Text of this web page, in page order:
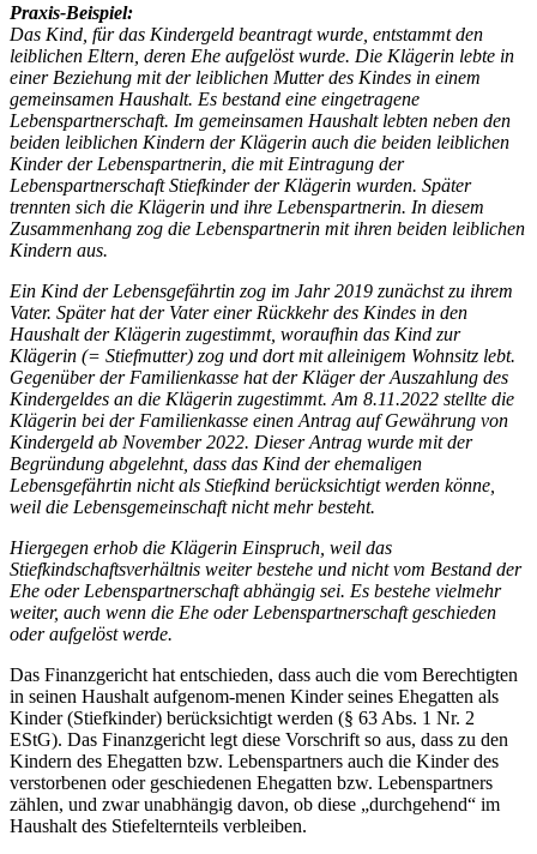
Praxis-Beispiel:
Das Kind, für das Kindergeld beantragt wurde, entstammt den
leiblichen Eltern, deren Ehe aufgelöst wurde. Die Klägerin lebte in
einer Beziehung mit der leiblichen Mutter des Kindes in einem
gemeinsamen Haushalt. Es bestand eine eingetragene
Lebenspartnerschaft. Im gemeinsamen Haushalt lebten neben den
beiden leiblichen Kindern der Klägerin auch die beiden leiblichen
Kinder der Lebenspartnerin, die mit Eintragung der
Lebenspartnerschaft Stiefkinder der Klägerin wurden. Später
trennten sich die Klägerin und ihre Lebenspartnerin. In diesem
Zusammenhang zog die Lebenspartnerin mit ihren beiden leiblichen
Kindern aus.
Ein Kind der Lebensgefährtin zog im Jahr 2019 zunächst zu ihrem
Vater. Später hat der Vater einer Rückkehr des Kindes in den
Haushalt der Klägerin zugestimmt, woraufhin das Kind zur
Klägerin (= Stiefmutter) zog und dort mit alleinigem Wohnsitz lebt.
Gegenüber der Familienkasse hat der Kläger der Auszahlung des
Kindergeldes an die Klägerin zugestimmt. Am 8.11.2022 stellte die
Klägerin bei der Familienkasse einen Antrag auf Gewährung von
Kindergeld ab November 2022. Dieser Antrag wurde mit der
Begründung abgelehnt, dass das Kind der ehemaligen
Lebensgefährtin nicht als Stiefkind berücksichtigt werden könne,
weil die Lebensgemeinschaft nicht mehr besteht.
Hiergegen erhob die Klägerin Einspruch, weil das
Stiefkindschaftsverhältnis weiter bestehe und nicht vom Bestand der
Ehe oder Lebenspartnerschaft abhängig sei. Es bestehe vielmehr
weiter, auch wenn die Ehe oder Lebenspartnerschaft geschieden
oder aufgelöst werde.
Das Finanzgericht hat entschieden, dass auch die vom Berechtigten
in seinen Haushalt aufgenom-menen Kinder seines Ehegatten als
Kinder (Stiefkinder) berücksichtigt werden (§ 63 Abs. 1 Nr. 2
EStG). Das Finanzgericht legt diese Vorschrift so aus, dass zu den
Kindern des Ehegatten bzw. Lebenspartners auch die Kinder des
verstorbenen oder geschiedenen Ehegatten bzw. Lebenspartners
zählen, und zwar unabhängig davon, ob diese „durchgehend“ im
Haushalt des Stiefelternteils verbleiben.